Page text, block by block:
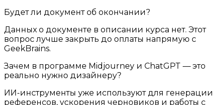
Будет ли документ об окончании?
Данных о документе в описании курса нет. Этот
вопрос лучше закрыть до оплаты напрямую с
GeekBrains.
Зачем в программе Midjourney и ChatGPT — это
реально нужно дизайнеру?
ИИ-инструменты уже используют для генерации
референсов, ускорения черновиков и работы с